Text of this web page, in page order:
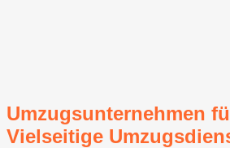
Umzugsunternehmen
Vielseitige